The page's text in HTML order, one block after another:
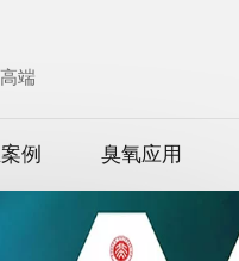
端
例 臭氧应用